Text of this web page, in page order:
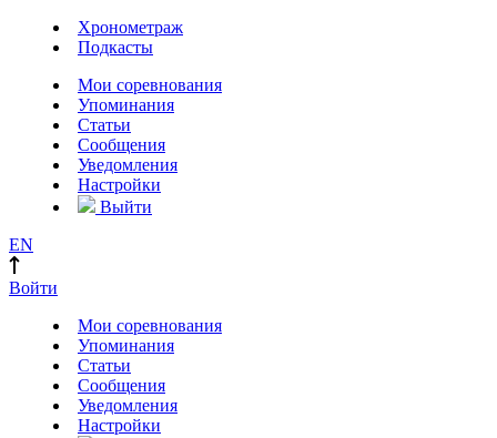
Хронометраж
Подкасты
Мои соревнования
Упоминания
Статьи
Сообщения
Уведомления
Настройки
Выйти
EN
Войти
Мои соревнования
Упоминания
Статьи
Сообщения
Уведомления
Настройки